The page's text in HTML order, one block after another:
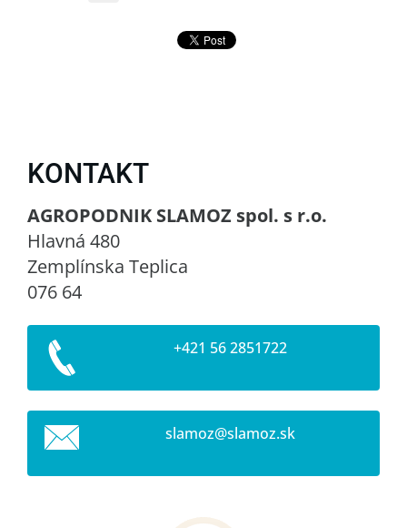
KONTAKT
AGROPODNIK SLAMOZ spol. s r.o.
Hlavná 480
Zemplínska Teplica
076 64
+421 56 2851722
slamoz@slamoz.sk